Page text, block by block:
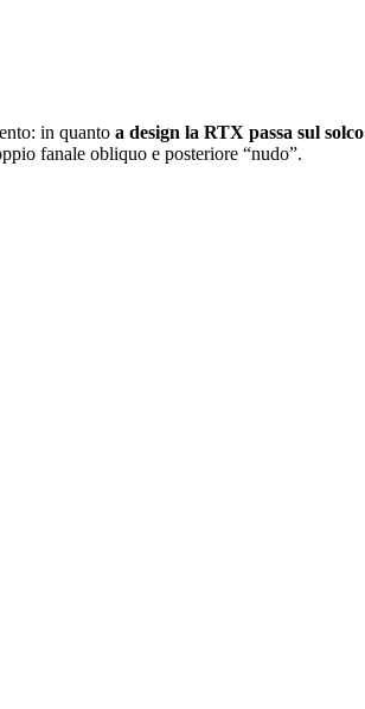
in quanto a design la RTX passa sul solco
fanale obliquo e posteriore “nudo”.